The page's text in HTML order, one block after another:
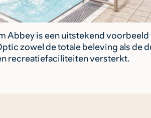
Abbey is een uitstekend
zowel de totale beleving als de
recreatiefaciliteiten versterkt.